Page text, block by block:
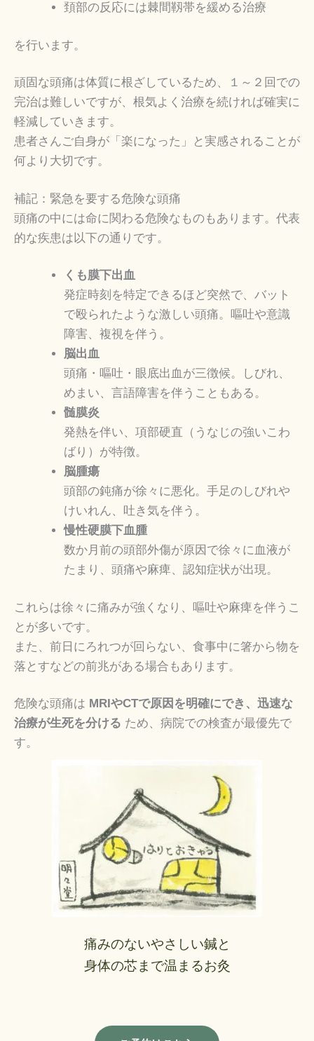
頚部の反応には棘間靱帯を緩める治療
を行います。
頑固な頭痛は体質に根ざしているため、１～２回での
完治は難しいですが、根気よく治療を続ければ確実に
軽減していきます。
患者さんご自身が「楽になった」と実感されることが
何より大切です。
補記：緊急を要する危険な頭痛
頭痛の中には命に関わる危険なものもあります。代表
的な疾患は以下の通りです。
くも膜下出血
発症時刻を特定できるほど突然で、バット
で殴られたような激しい頭痛。嘔吐や意識
障害、複視を伴う。
脳出血
頭痛・嘔吐・眼底出血が三徴候。しびれ、
めまい、言語障害を伴うこともある。
髄膜炎
発熱を伴い、項部硬直（うなじの強いこわ
ばり）が特徴。
脳腫瘍
頭部の鈍痛が徐々に悪化。手足のしびれや
けいれん、吐き気を伴う。
慢性硬膜下血腫
数か月前の頭部外傷が原因で徐々に血液が
たまり、頭痛や麻痺、認知症状が出現。
これらは徐々に痛みが強くなり、嘔吐や麻痺を伴うこ
とが多いです。
また、前日にろれつが回らない、食事中に箸から物を
落とすなどの前兆がある場合もあります。
危険な頭痛は MRIやCTで原因を明確にでき、迅速な
治療が生死を分ける ため、病院での検査が最優先で
す。
痛みのないやさしい鍼と
身体の芯まで温まるお灸